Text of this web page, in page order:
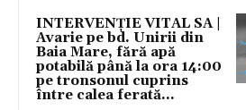
INTERVENȚIE VITAL SA |
Avarie pe bd. Unirii din
Baia Mare, fără apă
potabilă până la ora 14:00
pe tronsonul cuprins
între calea ferată...